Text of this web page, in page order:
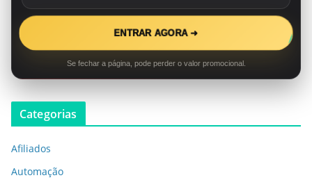
ENTRAR AGORA ➜
Se fechar a página, pode perder o valor promocional.
Categorias
Afiliados
Automação